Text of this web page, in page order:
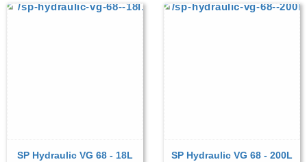
SP Hydraulic VG 68 - 18L SP Hydraulic VG 68 - 200L